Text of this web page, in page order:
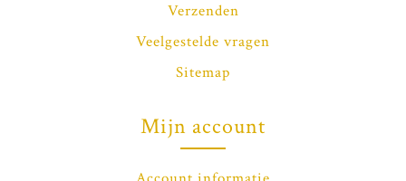
Verzenden
Veelgestelde vragen
Sitemap
Mijn account